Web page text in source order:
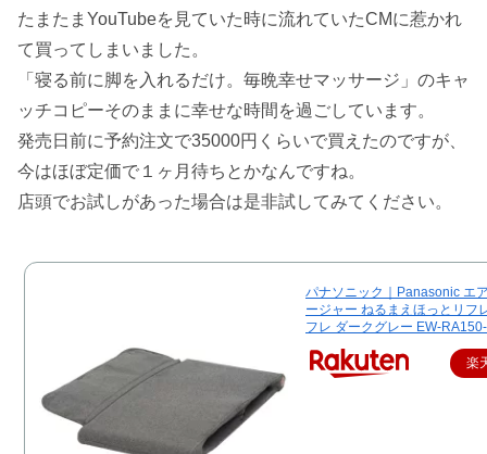
たまたまYouTubeを見ていた時に流れていたCMに惹かれ
て買ってしまいました。
「寝る前に脚を入れるだけ。毎晩幸せマッサージ」のキャ
ッチコピーそのままに幸せな時間を過ごしています。
発売日前に予約注文で35000円くらいで買えたのですが、
今はほぼ定価で１ヶ月待ちとかなんですね。
店頭でお試しがあった場合は是非試してみてください。
パナソニック｜Panasonic エ
ージャー ねるまえほっとリフ
フレ ダークグレー EW-
楽